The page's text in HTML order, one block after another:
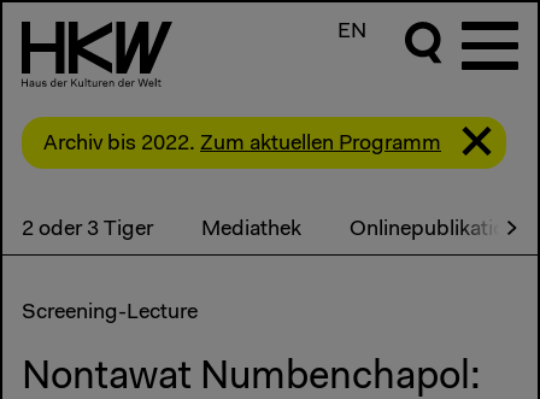
EN
Archiv bis 2022. Zum aktuellen Programm
2 oder 3 Tiger Mediathek Onlinepublikation
Screening-Lecture
Nontawat Numbenchapol: